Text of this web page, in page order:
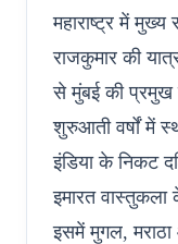
महाराष्ट्र में
राजकुमार की
से मुंबई की प्रमुख
शुरुआती वर्षों में
इंडिया के निकट
इमारत
इसमें मुगल,